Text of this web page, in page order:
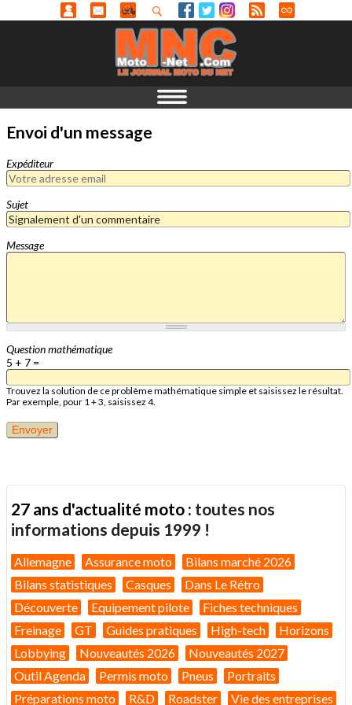
Envoi d'un message
Expéditeur
Sujet
Message
Question mathématique
5 + 7 =
Trouvez la solution de ce problème mathématique simple et saisissez le résultat.
Par exemple, pour 1 + 3, saisissez 4.
27 ans d'actualité moto : toutes nos
informations depuis 1999 !
Allemagne Assurance moto
Bilans marché 2026
Bilans statistiques
Casques
Dans Le Rétro
Découverte
Equipement pilote
Fiches techniques
Freinage
GT Guides pratiques High-tech
Horizons
Lobbying
Nouveautés 2026
Nouveautés 2027
Outil Agenda
Permis moto Pneus
Portraits
Préparations moto
R&D Roadster Vie des entreprises